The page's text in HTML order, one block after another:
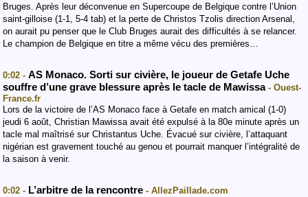
Bruges. Après leur déconvenue en Supercoupe de Belgique contre l’Union
saint-gilloise (1-1, 5-4 tab) et la perte de Christos Tzolis direction Arsenal,
on aurait pu penser que le Club Bruges aurait des difficultés à se relancer.
Le champion de Belgique en titre a même vécu des premières…
0:02 - AS Monaco. Sorti sur civière, le joueur de Getafe Uche
souffre d’une grave blessure après le tacle de Mawissa - Ouest-
France.fr
Lors de la victoire de l’AS Monaco face à Getafe en match amical (1-0)
jeudi 6 août, Christian Mawissa avait été expulsé à la 80e minute après un
tacle mal maîtrisé sur Christantus Uche. Évacué sur civière, l’attaquant
nigérian est gravement touché au genou et pourrait manquer l’intégralité de
la saison à venir.
0:02 - L’arbitre de la rencontre - AllezPaillade.com